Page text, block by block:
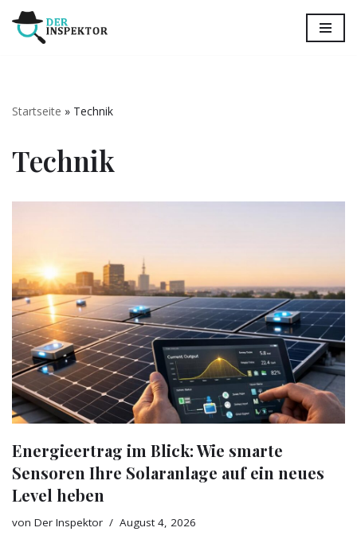
Startseite » Technik
Technik
Energieertrag im Blick: Wie smarte
Sensoren Ihre Solaranlage auf ein neues
Level heben
von Der Inspektor August 4, 2026